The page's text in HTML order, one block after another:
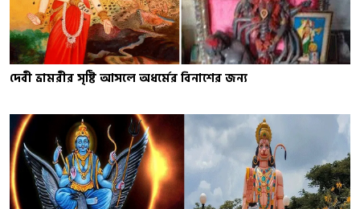
দেবী ভ্রামরীর সৃষ্টি আসলে অধর্মের বিনাশের জন্য